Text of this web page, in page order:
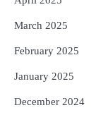
March 2025
February 2025
January 2025
December 2024